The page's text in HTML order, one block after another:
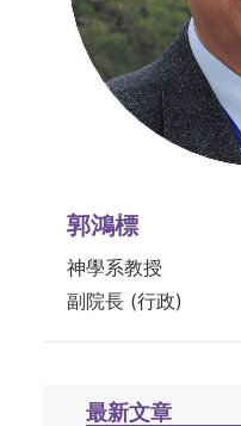
郭鴻標
神學系教授
副院長 (行政)
最新文章